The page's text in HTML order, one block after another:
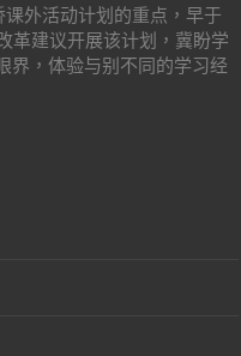
课外活动计划的重点，早于
革建议开展该计划，冀盼学
界，体验与别不同的学习经